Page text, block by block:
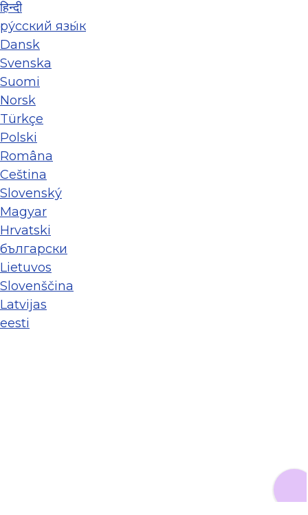
हिन्दी
ру́сский язы́к
Dansk
Svenska
Suomi
Norsk
Türkçe
Polski
Româna
Ceština
Slovenský
Magyar
Hrvatski
български
Lietuvos
Slovenščina
Latvijas
eesti